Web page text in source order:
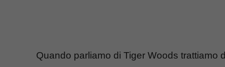
Quando parliamo di Tiger Woods